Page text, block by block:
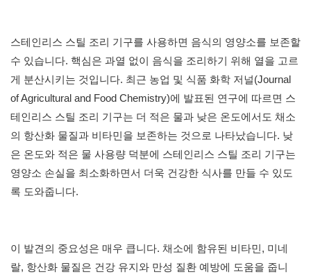
스테인리스 스틸 조리 기구를 사용하면 음식의 영양소를 보존할
수 있습니다. 핵심은 과열 없이 음식을 조리하기 위해 열을 고르
게 분산시키는 것입니다. 최근 농업 및 식품 화학 저널(Journal
of Agricultural and Food Chemistry)에 발표된 연구에 따르면 스
테인리스 스틸 조리 기구는 더 적은 물과 낮은 온도에서도 채소
의 항산화 물질과 비타민을 보존하는 것으로 나타났습니다. 낮
은 온도와 적은 물 사용량 덕분에 스테인리스 스틸 조리 기구는
영양소 손실을 최소화하면서 더욱 건강한 식사를 만들 수 있도
록 도와줍니다.
이 발견의 중요성은 매우 큽니다. 채소에 함유된 비타민, 미네
랄, 항산화 물질은 건강 유지와 만성 질환 예방에 도움을 줍니